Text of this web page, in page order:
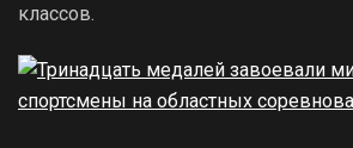
классов.